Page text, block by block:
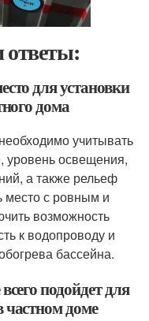
ответы:
для установки
дома
учитывать
уровень освещения,
а также рельеф
место с ровным и
возможность
к водопроводу и
бассейна.
подойдет для
частном доме